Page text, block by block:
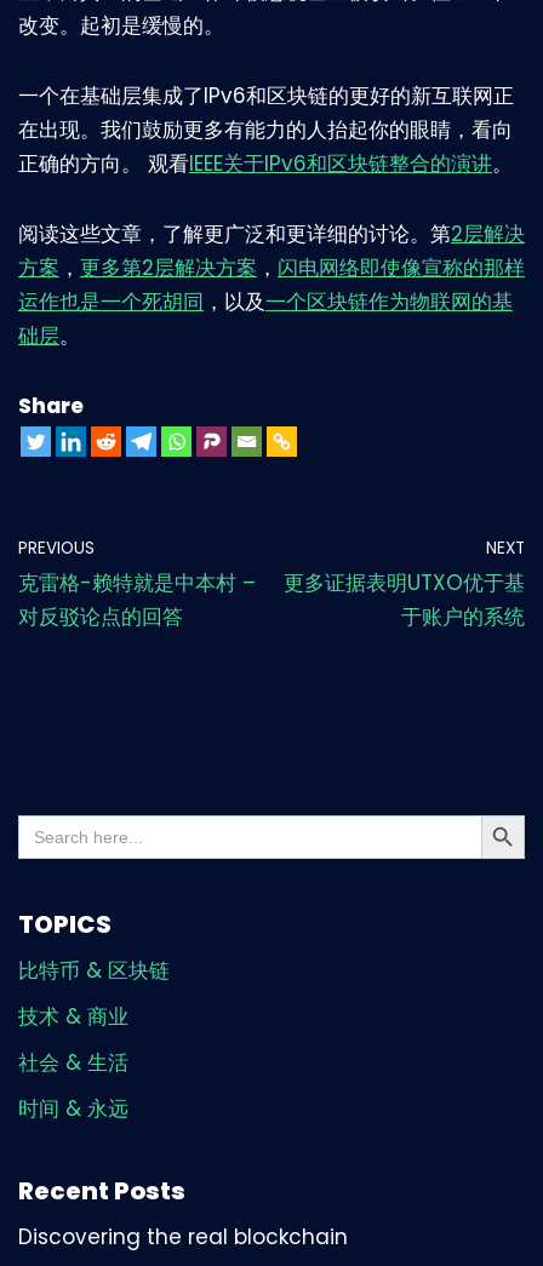
改变。起初是缓慢的。
一个在基础层集成了IPv6和区块链的更好的新互联网正
在出现。我们鼓励更多有能力的人抬起你的眼睛，看向
正确的方向。 观看IEEE关于IPv6和区块链整合的演讲。
阅读这些文章，了解更广泛和更详细的讨论。第2层解决
方案 ， 更多第2层解决方案 ， 闪电网络即使像宣称的那样
运作也是一个死胡同 ，以及一个区块链作为物联网的基
础层。
Share
PREVIOUS
克雷格-赖特就是中本村 –
对反驳论点的回答
NEXT
更多证据表明UTXO优于基
于账户的系统
Search
for:
Search
TOPICS
比特币 & 区块链
技术 & 商业
社会 & 生活
时间 & 永远
Recent Posts
Discovering the real blockchain